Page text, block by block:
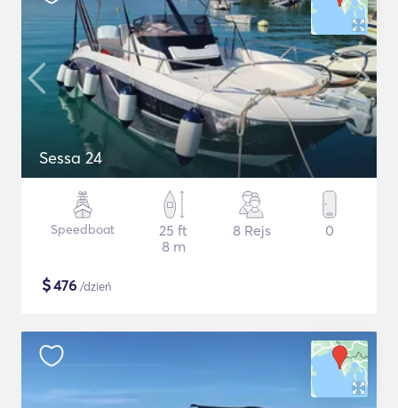
Sessa 24
Speedboat
25 ft
8 m
8 Rejs 0
$476 /dzień